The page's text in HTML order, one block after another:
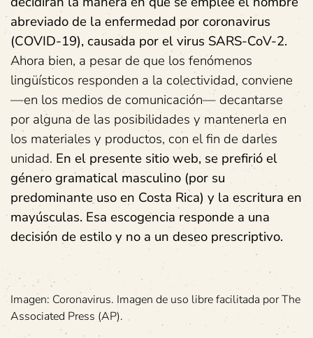
abreviado de la enfermedad por coronavirus
(COVID-19), causada por el virus SARS-CoV-2.
Ahora bien, a pesar de que los fenómenos
lingüísticos responden a la colectividad, conviene
—en los medios de comunicación— decantarse
por alguna de las posibilidades y mantenerla en
los materiales y productos, con el fin de darles
unidad. En el presente sitio web, se prefirió el
género gramatical masculino (por su
predominante uso en Costa Rica) y la escritura en
mayúsculas. Esa escogencia responde a una
decisión de estilo y no a un deseo prescriptivo.
Imagen: Coronavirus. Imagen de uso libre facilitada por The
Associated Press (AP).